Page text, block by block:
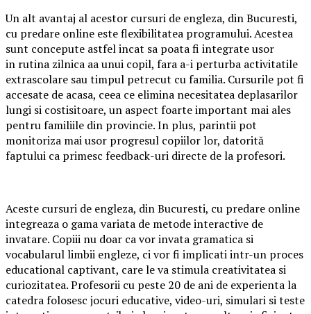
Un alt avantaj al acestor cursuri de engleza, din Bucuresti,
cu predare online este flexibilitatea programului. Acestea
sunt concepute astfel incat sa poata fi integrate usor
in rutina zilnica aa unui copil, fara a-i perturba activitatile
extrascolare sau timpul petrecut cu familia. Cursurile pot fi
accesate de acasa, ceea ce elimina necesitatea deplasarilor
lungi si costisitoare, un aspect foarte important mai ales
pentru familiile din provincie. In plus, parintii pot
monitoriza mai usor progresul copiilor lor, datorită
faptului ca primesc feedback-uri directe de la profesori.
Aceste cursuri de engleza, din Bucuresti, cu predare online
integreaza o gama variata de metode interactive de
invatare. Copiii nu doar ca vor invata gramatica si
vocabularul limbii engleze, ci vor fi implicati intr-un proces
educational captivant, care le va stimula creativitatea si
curiozitatea. Profesorii cu peste 20 de ani de experienta la
catedra folosesc jocuri educative, video-uri, simulari si teste